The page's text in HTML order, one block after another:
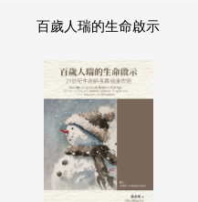
百歲人瑞的生命啟示